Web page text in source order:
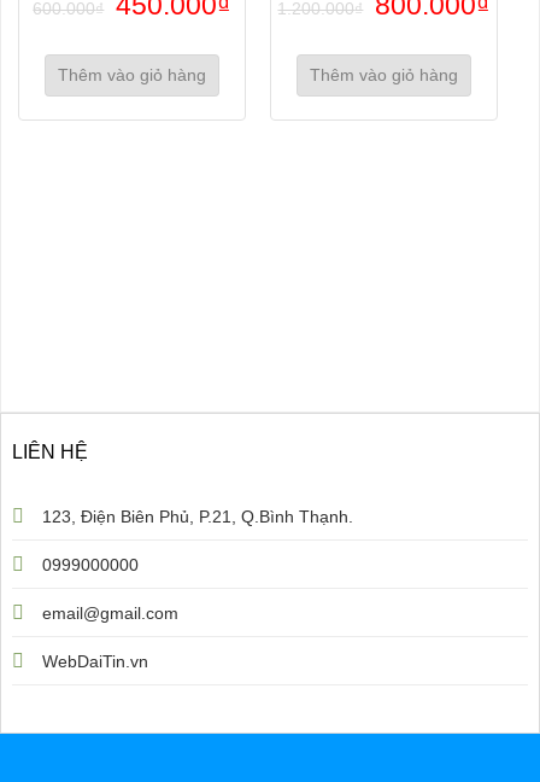
600.000₫
Thêm vào giỏ hàng
1.200.000₫
Thêm vào giỏ hàng
LIÊN HỆ
123, Điện Biên Phủ, P.21, Q.Bình Thạnh.
0999000000
email@gmail.com
WebDaiTin.vn